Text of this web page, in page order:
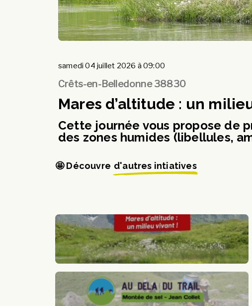
samedi 04 juillet 2026 à 09:00
Crêts-en-Belledonne 38830
Mares d’altitude : un
Cette journée vous propose de
des zones humides (libellules,
🤩 Découvre d'autres intiatives